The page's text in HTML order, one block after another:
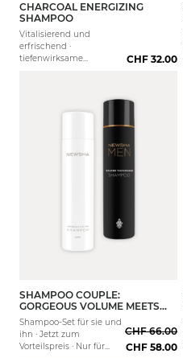
250 ml
CHARCOAL ENERGIZING
SHAMPOO
Vitalisierend und
erfrischend ·
tiefenwirksame
CHF 32.00
SHAMPOO COUPLE:
GORGEOUS VOLUME MEETS
SEVERE THICKENING
Shampoo-Set für sie und
ihn · Jetzt zum
Vorteilspreis · Nur für
CHF 66.00
CHF 58.00